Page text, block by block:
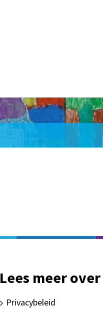
Lees meer over
Privacybeleid